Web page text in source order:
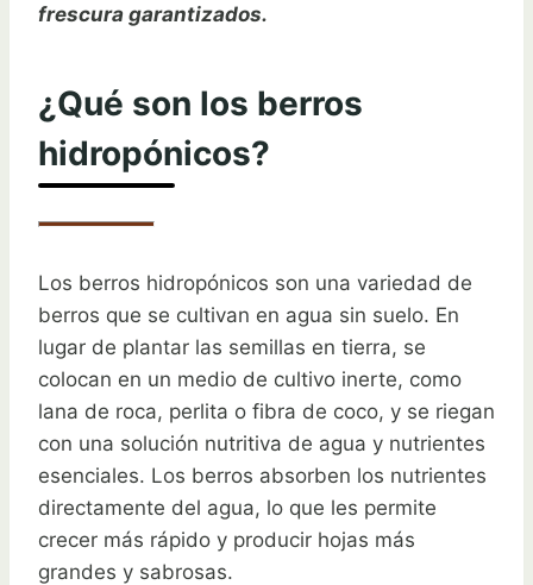
frescura garantizados.
¿Qué son los berros
hidropónicos?
Los berros hidropónicos son una variedad de
berros que se cultivan en agua sin suelo. En
lugar de plantar las semillas en tierra, se
colocan en un medio de cultivo inerte, como
lana de roca, perlita o fibra de coco, y se riegan
con una solución nutritiva de agua y nutrientes
esenciales. Los berros absorben los nutrientes
directamente del agua, lo que les permite
crecer más rápido y producir hojas más
grandes y sabrosas.